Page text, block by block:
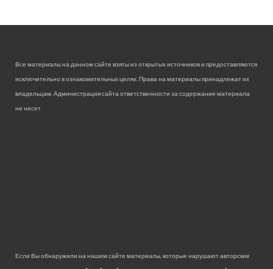
Все материалы на данном сайте взяты из открытых источников и предоставляются
исключительно в ознакомительных целях. Права на материалы принадлежат их
владельцам. Администрация сайта ответственности за содержание материала
не несет.
Если Вы обнаружили на нашем сайте материалы, которые нарушают авторские